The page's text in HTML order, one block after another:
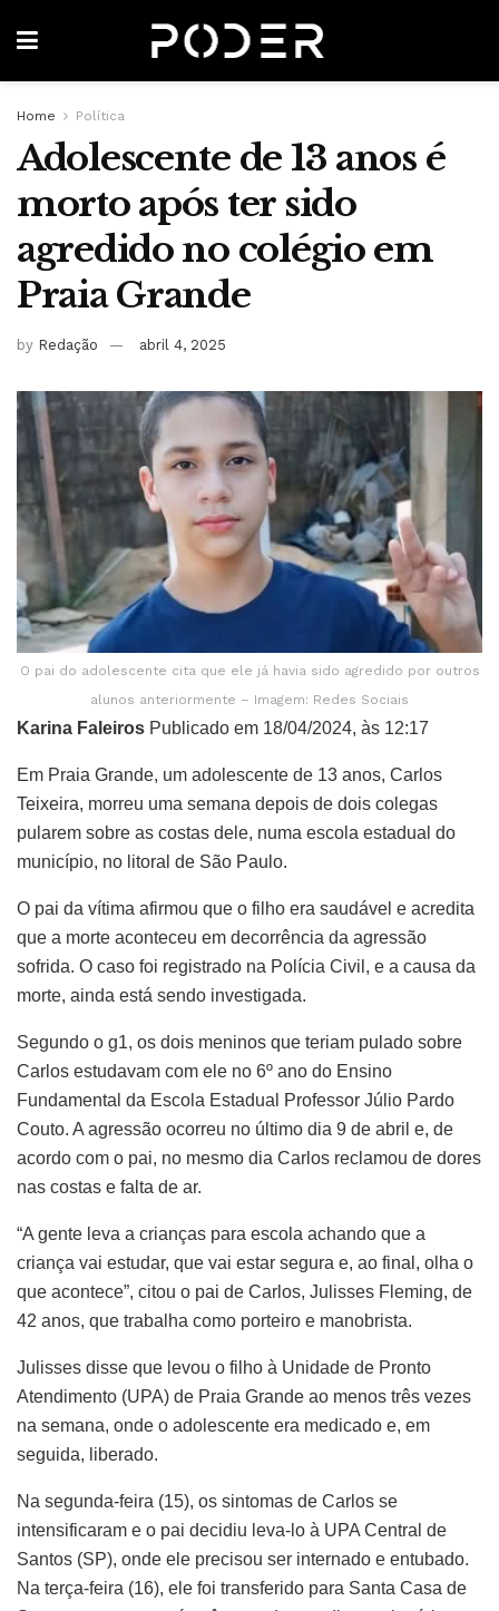
Home Política
Adolescente de 13 anos é
morto após ter sido
agredido no colégio em
Praia Grande
by Redação abril 4, 2025
O pai do adolescente cita que ele já havia sido agredido por outros
alunos anteriormente – Imagem: Redes Sociais
Karina Faleiros Publicado em 18/04/2024, às 12:17
Em Praia Grande, um adolescente de 13 anos, Carlos
Teixeira, morreu uma semana depois de dois colegas
pularem sobre as costas dele, numa escola estadual do
município, no litoral de São Paulo.
O pai da vítima afirmou que o filho era saudável e acredita
que a morte aconteceu em decorrência da agressão
sofrida. O caso foi registrado na Polícia Civil, e a causa da
morte, ainda está sendo investigada.
Segundo o g1, os dois meninos que teriam pulado sobre
Carlos estudavam com ele no 6º ano do Ensino
Fundamental da Escola Estadual Professor Júlio Pardo
Couto. A agressão ocorreu no último dia 9 de abril e, de
acordo com o pai, no mesmo dia Carlos reclamou de dores
nas costas e falta de ar.
“A gente leva a crianças para escola achando que a
criança vai estudar, que vai estar segura e, ao final, olha o
que acontece”, citou o pai de Carlos, Julisses Fleming, de
42 anos, que trabalha como porteiro e manobrista.
Julisses disse que levou o filho à Unidade de Pronto
Atendimento (UPA) de Praia Grande ao menos três vezes
na semana, onde o adolescente era medicado e, em
seguida, liberado.
Na segunda-feira (15), os sintomas de Carlos se
intensificaram e o pai decidiu leva-lo à UPA Central de
Santos (SP), onde ele precisou ser internado e entubado.
Na terça-feira (16), ele foi transferido para Santa Casa de